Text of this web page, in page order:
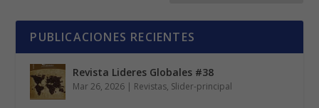
PUBLICACIONES RECIENTES
Revista Lideres Globales #38
Mar 26, 2026 | Revistas, Slider-principal